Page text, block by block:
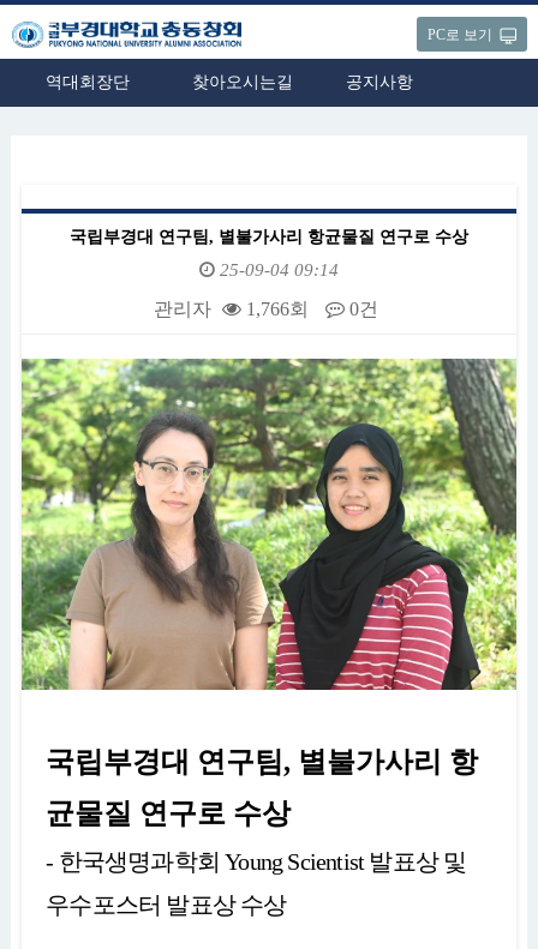
PC로 보기
역대회장단 찾아오시는길 공지사항
국립부경대 연구팀, 별불가사리 항균물질 연구로 수상
25-09-04 09:14
관리자 1,766회 0건
본문
국립부경대 연구팀, 별불가사리 항
균물질 연구로 수상
- 한국생명과학회Young Scientist 발표상 및
우수포스터 발표상 수상